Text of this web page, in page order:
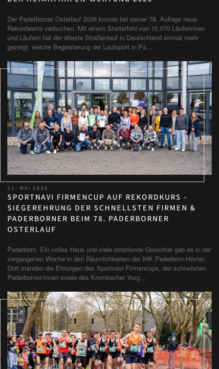
Der Paderborner Osterlauf 2026 konnte bei seiner 78. Auflage neue
Rekordwerte verbuchen. Mit einem Starterfeld von 15.070 Läuferinnen
und Läufern hat der älteste Straßenlauf in Deutschland einmal mehr
gezeigt, welche Begeisterung der Laufsport in Pa…
21. MAI 2026
SPORTNAVI FIRMENCUP AUF REKORDKURS -
SIEGEREHRUNG DER SCHNELLSTEN FIRMEN &
PADERBORNER BEIM 78. PADERBORNER
OSTERLAUF
Paderborn. Ein volles Haus und viele strahlende Gesichter gab es in der
vergangenen Woche in den Räumlichkeiten der IHK Paderborn-Höxter.
Dort standen die Ehrungen des Sportnavi Firmencups, der schnellsten
Paderborner/innen sowie des Krombacher Vorg…